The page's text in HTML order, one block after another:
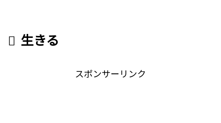
生きる
スポンサーリンク